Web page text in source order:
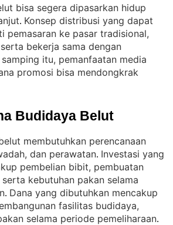
bisa segera dipasarkan hidup
. Konsep distribusi yang dapat
pemasaran ke pasar tradisional,
bekerja sama dengan
samping itu, pemanfaatan media
promosi bisa mendongkrak
Budidaya Belut
membutuhkan perencanaan
dan perawatan. Investasi yang
pembelian bibit, pembuatan
kebutuhan pakan selama
. Dana yang dibutuhkan mencakup
fasilitas budidaya,
selama periode pemeliharaan.